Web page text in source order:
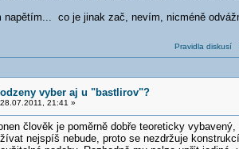
napětím... co je jinak zač, nevím, nicméně
Pravidla diskusí
vyber aj u "bastlirov"?
21:41 »
člověk je poměrně dobře teoreticky
nejspíš nebude, proto se nezdržuje